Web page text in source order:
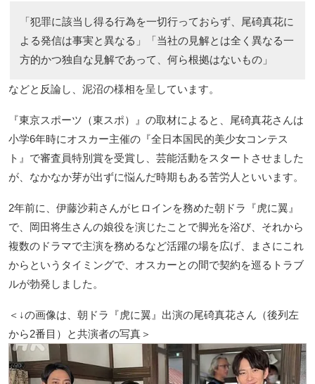
「犯罪に該当し得る行為を一切行っておらず、尾碕真花に
よる発信は事実と異なる」「当社の見解とは全く異なる一
方的かつ独自な見解であって、何ら根拠はないもの」
などと反論し、泥沼の様相を呈しています。
『東京スポーツ（東スポ）』の取材によると、尾碕真花さんは
小学6年時にオスカー主催の『全日本国民的美少女コンテス
ト』で審査員特別賞を受賞し、芸能活動をスタートさせました
が、なかなか芽が出ずに悩んだ時期もある苦労人といいます。
2年前に、伊藤沙莉さんがヒロインを務めた朝ドラ『虎に翼』
で、岡田将生さんの娘役を演じたことで脚光を浴び、それから
複数のドラマで主演を務めるなど活躍の場を広げ、まさにこれ
からというタイミングで、オスカーとの間で契約を巡るトラブ
ルが勃発しました。
＜↓の画像は、朝ドラ『虎に翼』出演の尾碕真花さん（後列左
から2番目）と共演者の写真＞